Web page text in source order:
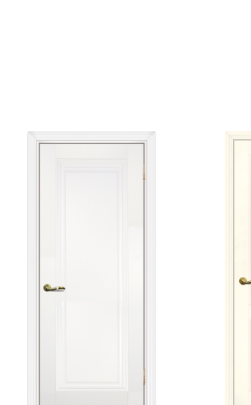
белый 75*16*2150,